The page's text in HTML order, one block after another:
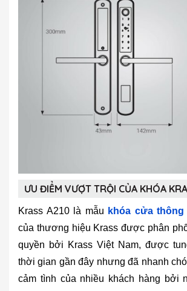
ƯU ĐIỂM VƯỢT TRỘI CỦA KHÓA
Krass A210 là mẫu khóa cửa
của thương hiệu Krass được phân
quyền bởi Krass Việt Nam, được
thời gian gần đây nhưng đã nhanh
cảm tình của nhiều khách hàng bởi